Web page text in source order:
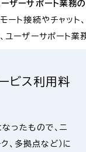
ザーサポート業務
ート接続やチャッ
ユーザーサポート業
ビス利用料
ったもので、ニ
、多拠点など）に